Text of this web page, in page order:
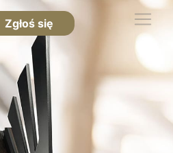
Zgłoś się